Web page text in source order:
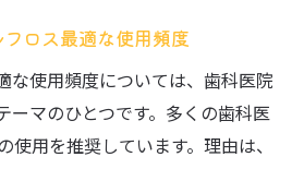
ロス最適な使用頻度
な使用頻度については、歯科医院
ーマのひとつです。多くの歯科医
使用を推奨しています。理由は、